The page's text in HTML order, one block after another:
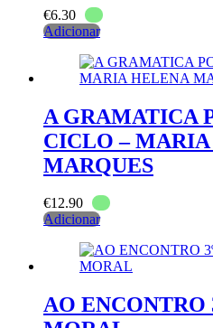
€6.30
Adicionar
A GRAMATICA
CICLO –
MARQUES
€12.90
Adicionar
AO